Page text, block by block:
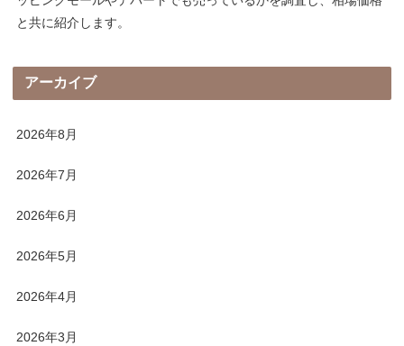
と共に紹介します。
アーカイブ
2026年8月
2026年7月
2026年6月
2026年5月
2026年4月
2026年3月